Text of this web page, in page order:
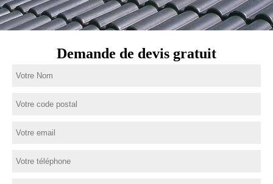
Demande de devis gratuit